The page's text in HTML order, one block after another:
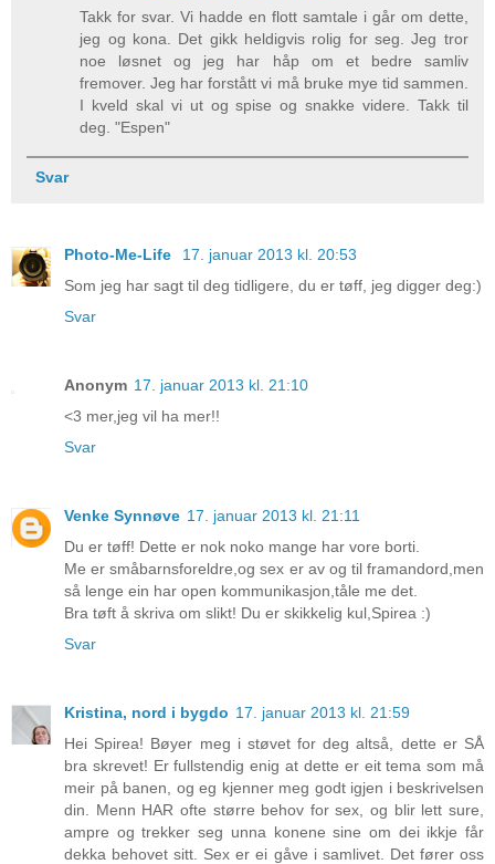
Takk for svar. Vi hadde en flott samtale i går om dette,
jeg og kona. Det gikk heldigvis rolig for seg. Jeg tror
noe løsnet og jeg har håp om et bedre samliv
fremover. Jeg har forstått vi må bruke mye tid sammen.
I kveld skal vi ut og spise og snakke videre. Takk til
deg. "Espen"
Svar
Photo-Me-Life
17. januar 2013 kl. 20:53
Som jeg har sagt til deg tidligere, du er tøff, jeg digger deg:)
Svar
Anonym 17. januar 2013 kl. 21:10
<3 mer,jeg vil ha mer!!
Svar
Venke Synnøve 17. januar 2013 kl. 21:11
Du er tøff! Dette er nok noko mange har vore borti.
Me er småbarnsforeldre,og sex er av og til framandord,men
så lenge ein har open kommunikasjon,tåle me det.
Bra tøft å skriva om slikt! Du er skikkelig kul,Spirea :)
Svar
Kristina, nord i bygdo 17. januar 2013 kl. 21:59
Hei Spirea! Bøyer meg i støvet for deg altså, dette er SÅ
bra skrevet! Er fullstendig enig at dette er eit tema som må
meir på banen, og eg kjenner meg godt igjen i beskrivelsen
din. Menn HAR ofte større behov for sex, og blir lett sure,
ampre og trekker seg unna konene sine om dei ikkje får
dekka behovet sitt. Sex er ei gåve i samlivet. Det fører oss